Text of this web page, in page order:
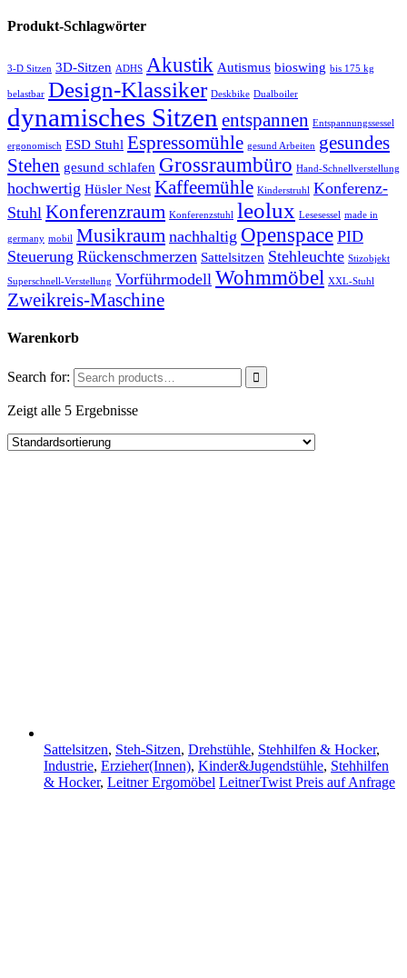
Produkt-Schlagwörter
3-D Sitzen 3D-Sitzen ADHS Akustik Autismus bioswing bis 175 kg
belastbar Design-Klassiker Deskbike Dualboiler
dynamisches Sitzen entspannen Entspannungssessel
ergonomisch ESD Stuhl Espressomühle gesund Arbeiten gesundes
Stehen gesund schlafen Grossraumbüro Hand-Schnellverstellung
hochwertig Hüsler Nest Kaffeemühle Kinderstruhl Konferenz-
Stuhl Konferenzraum Konferenzstuhl leolux Lesesessel made in
germany mobil Musikraum nachhaltig Openspace PID
Steuerung Rückenschmerzen Sattelsitzen Stehleuchte Stizobjekt
Superschnell-Verstellung Vorführmodell Wohmmöbel XXL-Stuhl
Zweikreis-Maschine
Warenkorb
Search for:
Zeigt alle 5 Ergebnisse
Sattelsitzen, Steh-Sitzen, Drehstühle, Stehhilfen & Hocker,
Industrie, Erzieher(Innen), Kinder&Jugendstühle, Stehhilfen
& Hocker, Leitner Ergomöbel LeitnerTwist Preis auf Anfrage